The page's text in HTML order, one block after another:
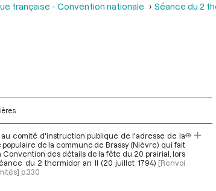
française - Convention nationale
Séance du 2
au comité d'instruction publique de l'adresse de la
populaire de la commune de Brassy (Nièvre) qui fait
Convention des détails de la fête du 20 prairial, lors
du 2 thermidor an II (20 juillet 1794) [Renvoi
p.330